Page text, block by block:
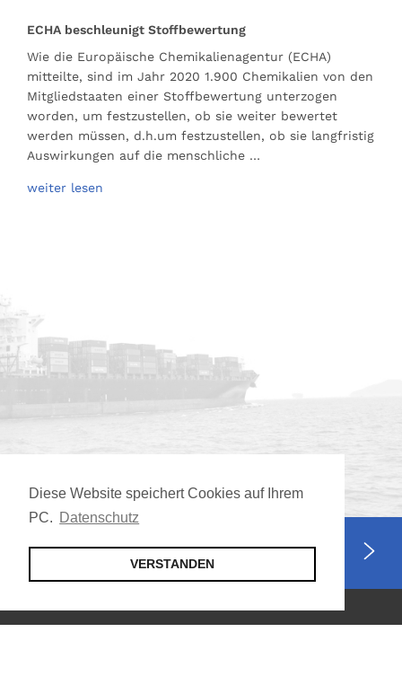
Diese Website speichert Cookies auf Ihrem
PC. Datenschutz
VERSTANDEN
ECHA beschleunigt Stoffbewertung
Wie die Europäische Chemikalienagentur (ECHA)
mitteilte, sind im Jahr 2020 1.900 Chemikalien von den
Mitgliedstaaten einer Stoffbewertung unterzogen
worden, um festzustellen, ob sie weiter bewertet
werden müssen, d.h.um festzustellen, ob sie langfristig
Auswirkungen auf die menschliche …
weiter lesen
Jetzt Mitglied werden